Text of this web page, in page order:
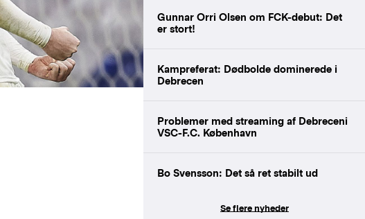
Gunnar Orri Olsen om FCK-debut: Det
er stort!
Kampreferat: Dødbolde dominerede i
Debrecen
Problemer med streaming af Debreceni
VSC-F.C. København
Bo Svensson: Det så ret stabilt ud
Se flere nyheder